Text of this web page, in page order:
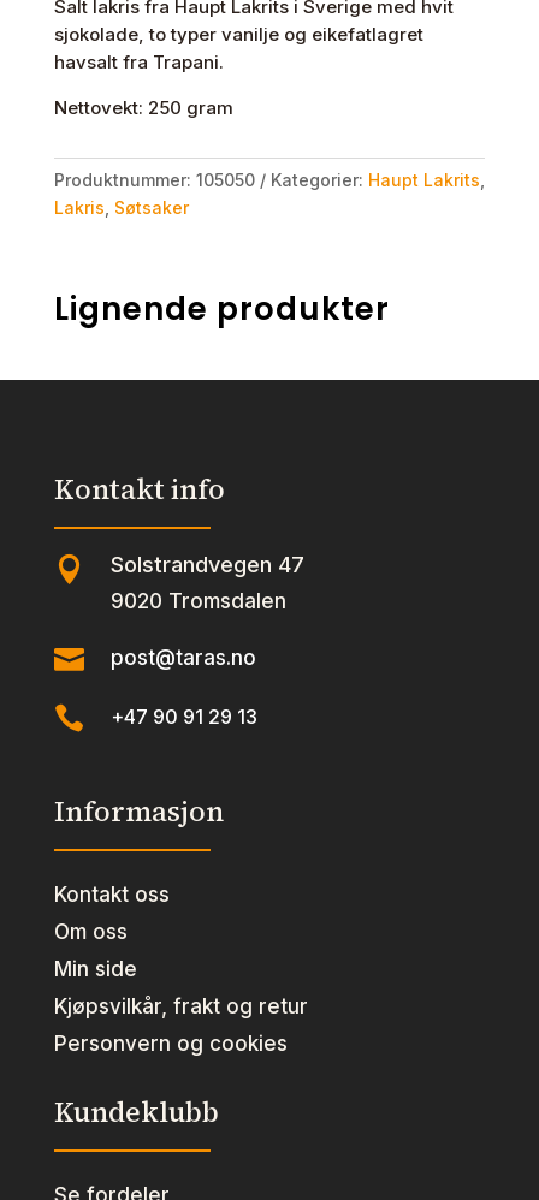
Salt lakris fra Haupt Lakrits i Sverige med hvit
sjokolade, to typer vanilje og eikefatlagret
havsalt fra Trapani.
Nettovekt: 250 gram
Produktnummer: 105050 Kategorier: Haupt Lakrits
Lakris Søtsaker
Lignende produkter
Kontakt info
 Solstrandvegen 47
9020 Tromsdalen
 post@taras.no
 +47 90 91 29 13
Informasjon
Kontakt oss
Om oss
Min side
Kjøpsvilkår, frakt og retur
Personvern og cookies
Kundeklubb
Se fordeler